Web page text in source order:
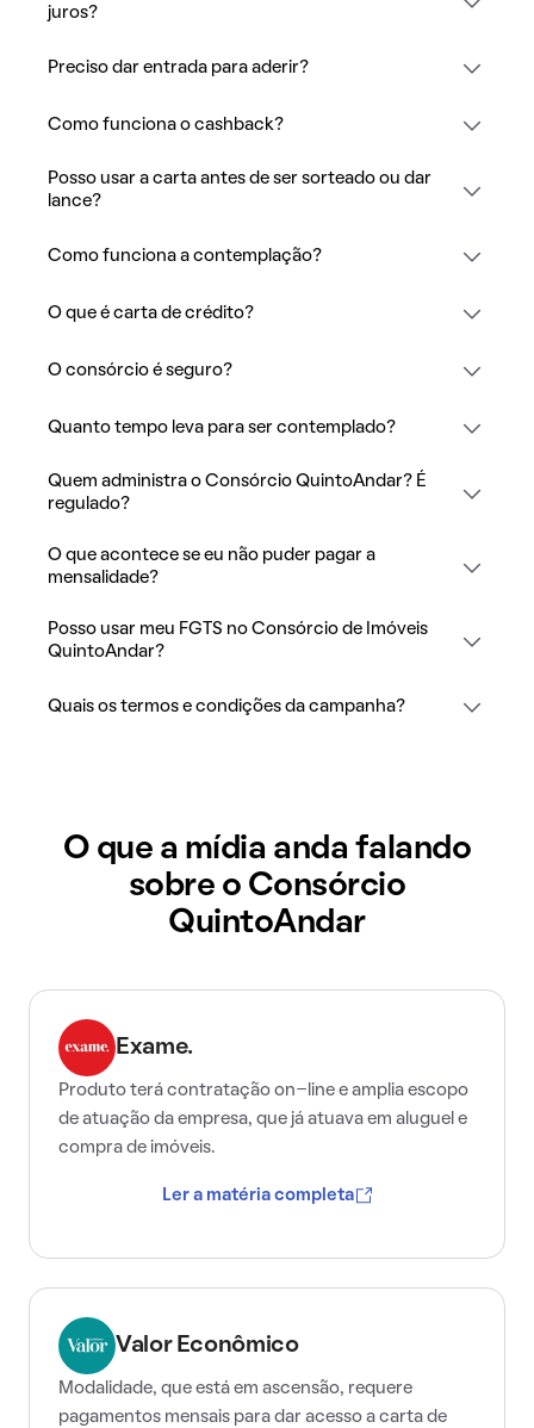
juros?
Preciso dar entrada para aderir?
Como funciona o cashback?
Posso usar a carta antes de ser sorteado ou dar
lance?
Como funciona a contemplação?
O que é carta de crédito?
O consórcio é seguro?
Quanto tempo leva para ser contemplado?
Quem administra o Consórcio QuintoAndar? É
regulado?
O que acontece se eu não puder pagar a
mensalidade?
Posso usar meu FGTS no Consórcio de Imóveis
QuintoAndar?
Quais os termos e condições da campanha?
O que a mídia anda falando
sobre o Consórcio
QuintoAndar
Exame.
Produto terá contratação on-line e amplia escopo
de atuação da empresa, que já atuava em aluguel e
compra de imóveis.
Ler a matéria completa
Valor Econômico
Modalidade, que está em ascensão, requere
pagamentos mensais para dar acesso a carta de